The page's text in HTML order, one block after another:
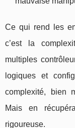
Ce qui rend les
c’est la
multiples
logiques et
complexité, bien
Mais en
rigoureuse.